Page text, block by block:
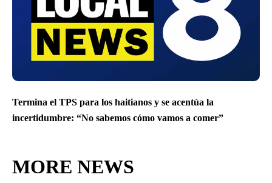
Termina el TPS para los haitianos y se acentúa la
incertidumbre: “No sabemos cómo vamos a comer”
MORE NEWS